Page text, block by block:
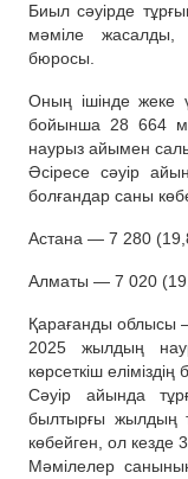
Биыл сәуірде
мәміле жасалды,
бюросы.
Оның ішінде
бойынша 28 664
наурыз айымен
Әсіресе сәуір
болғандар саны
Астана — 7 280
Алматы — 7 020
Қарағанды облысы
2025 жылдың
көрсеткіш
Сәуір айында
былтырғы жылдың
көбейген, ол кезде
Мәмілелер